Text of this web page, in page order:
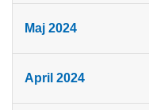
Maj 2024
April 2024